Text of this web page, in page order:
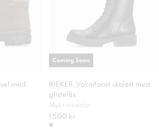
med
RIEKER, Varmforet skolett med
glidelås
Mykt innerfor
1 500 kr
Coming Soon